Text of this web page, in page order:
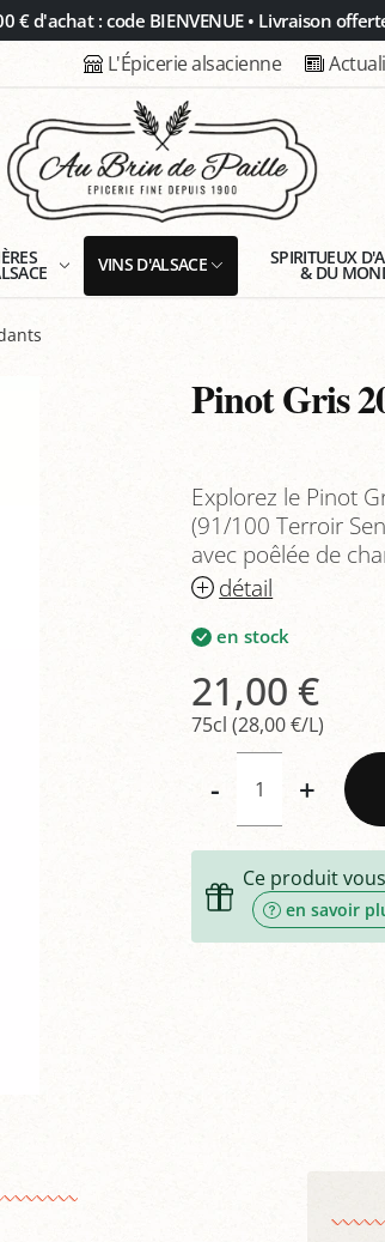
€ d'achat : code BIENVENUE • Livraison
L'Épicerie alsacienne
VINS D'ALSACE SPIRITUEUX
& DU
Pinot Gris
Explorez le Pinot
(91/100 Terroir
avec poêlée de
détail
en stock
21,00 €
75cl (28,00 €/L)
- +
Ce produit
en savoir